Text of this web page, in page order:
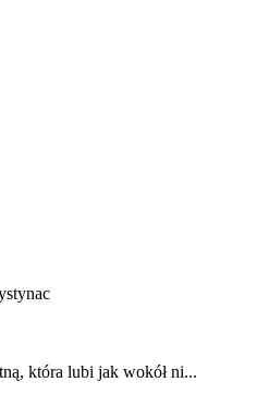
która lubi jak wokół ni...